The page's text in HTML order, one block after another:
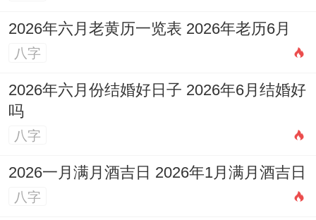
2026年六月老黄历一览表 2026年老历6月
八字
2026年六月份结婚好日子 2026年6月结婚好
吗
八字
2026一月满月酒吉日 2026年1月满月酒吉日
八字